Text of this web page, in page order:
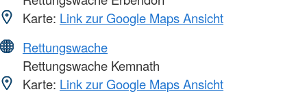
Karte: Link zur Google Maps Ansicht
Rettungswache
Rettungswache Kemnath
Karte: Link zur Google Maps Ansicht